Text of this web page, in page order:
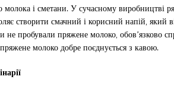
і сметани. У сучасному виробництві
створити смачний і корисний напій, який
пробували пряжене молоко, обов’язково
молоко добре поєднується з кавою.